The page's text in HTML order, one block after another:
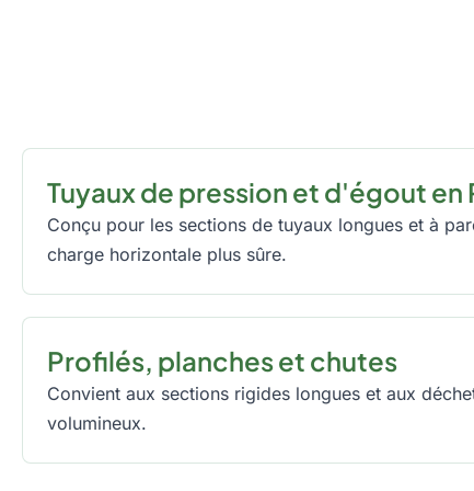
Tuyaux de pression et d'égout en
Conçu pour les sections de tuyaux longues et à
charge horizontale plus sûre.
Profilés, planches et chutes
Convient aux sections rigides longues et aux
volumineux.